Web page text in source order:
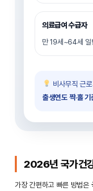
의료급여 수급자
만 19세~64세 일
비사무직 근
출생연도 짝·홀 기
2026년 국가건
가장 간편하고 빠른 방법은